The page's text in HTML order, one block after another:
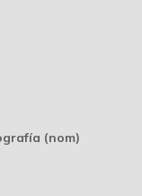
(nom)